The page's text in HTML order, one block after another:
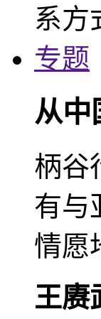
专题
从中
柄谷
有与
情愿
王赓